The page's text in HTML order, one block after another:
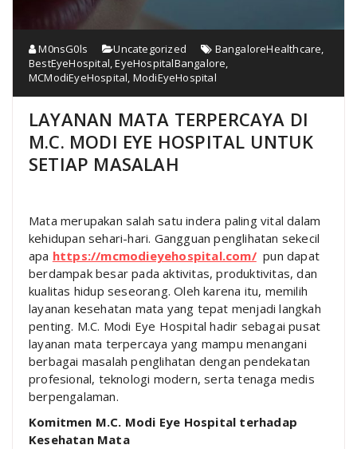
M0nsG0ls Uncategorized BangaloreHealthcare,
BestEyeHospital,EyeHospitalBangalore,
MCModiEyeHospital, ModiEyeHospital
LAYANAN MATA TERPERCAYA DI
M.C. MODI EYE HOSPITAL UNTUK
SETIAP MASALAH
Mata merupakan salah satu indera paling vital dalam
kehidupan sehari-hari. Gangguan penglihatan sekecil
apa https://mcmodieyehospital.com/pun dapat
berdampak besar pada aktivitas, produktivitas, dan
kualitas hidup seseorang. Oleh karena itu, memilih
layanan kesehatan mata yang tepat menjadi langkah
penting. M.C. Modi Eye Hospital hadir sebagai pusat
layanan mata terpercaya yang mampu menangani
berbagai masalah penglihatan dengan pendekatan
profesional, teknologi modern, serta tenaga medis
berpengalaman.
Komitmen M.C. Modi Eye Hospital terhadap
Kesehatan Mata